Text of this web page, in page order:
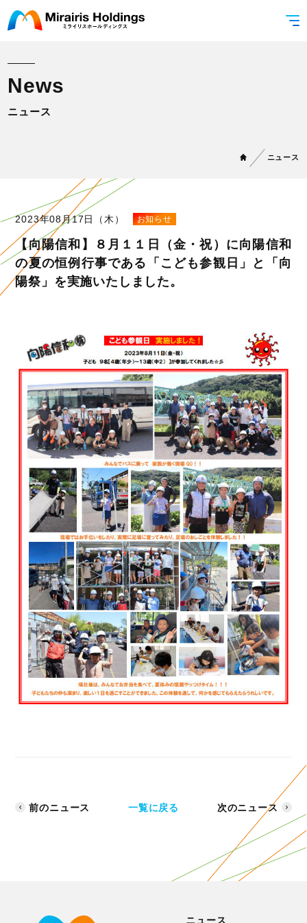
News
ニュース
ニュース
2023年08月17日（木） お知らせ
【向陽信和】８月１１日（金・祝）に向陽信和
の夏の恒例行事である「こども参観日」と「向
陽祭」を実施いたしました。
前のニュース 一覧に戻る 次のニュース
ニュース